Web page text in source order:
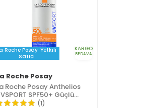
Roche Posay Yetkili
Satıcı
KARGO
BEDAVA
Roche Posay
Roche Posay Anthelios
SPF50+ Güçlü
Koruyucu Sprey 200
(1)